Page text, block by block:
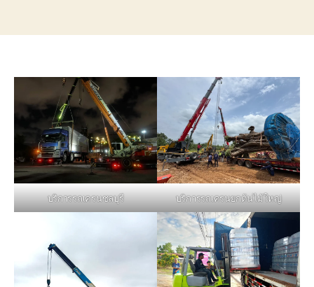
บริการรถเครนชลบุรี บริการรถเครนยกต้นไม้ใหญ่